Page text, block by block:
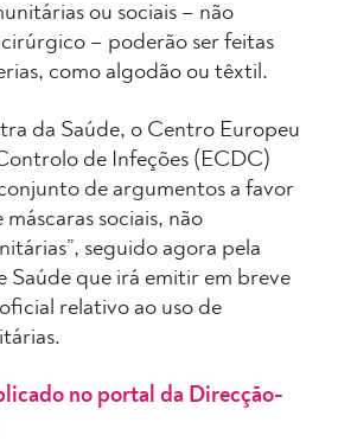
ou sociais – não
cirúrgico – poderão ser feitas
como algodão ou têxtil.
da Saúde, o Centro Europeu
de Infeções (ECDC)
de argumentos a favor
sociais, não
seguido agora pela
Saúde que irá emitir em breve
relativo ao uso de
no portal da Direcção-